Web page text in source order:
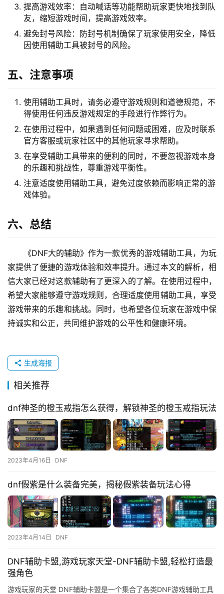
提高游戏效率：自动喊话等功能帮助玩家更快地找到队
友，缩短游戏时间，提高游戏效率。
避免封号风险：防封号机制确保了玩家使用安全，降低
因使用辅助工具被封号的风险。
五、注意事项
使用辅助工具时，请务必遵守游戏规则和道德规范，不
得使用任何违反游戏规定的手段进行作弊行为。
在使用过程中，如果遇到任何问题或困难，应及时联系
官方客服或玩家社区中的其他玩家寻求帮助。
在享受辅助工具带来的便利的同时，不要忽视游戏本身
的乐趣和挑战性，尊重游戏平衡性。
注意适度使用辅助工具，避免过度依赖而影响正常的游
戏体验。
六、总结
《DNF大的辅助》作为一款优秀的游戏辅助工具，为玩
家提供了便捷的游戏体验和效率提升。通过本文的解析，相
信大家已经对这款辅助有了更深入的了解。在使用过程中，
希望大家能够遵守游戏规则，合理适度使用辅助工具，享受
游戏带来的乐趣和挑战。同时，也希望各位玩家在游戏中保
持诚实和公正，共同维护游戏的公平性和健康环境。
生成海报
相关推荐
dnf神圣的橙玉戒指怎么获得，解锁神圣的橙玉戒指玩法
2023年4月16日 DNF
dnf假紫是什么装备完美，揭秘假紫装备玩法心得
2023年4月14日 DNF
DNF辅助卡盟,游戏玩家天堂-DNF辅助卡盟,轻松打造最
强角色
游戏玩家的天堂 DNF辅助卡盟是一个集合了各类DNF游戏辅助工具